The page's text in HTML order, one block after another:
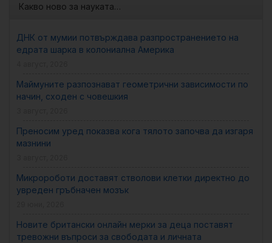
Какво ново за науката…
ДНК от мумии потвърждава разпространението на
едрата шарка в колониална Америка
Маймуните разпознават геометрични зависимости по
начин, сходен с човешкия
Преносим уред показва кога тялото започва да изгаря
мазнини
Микророботи доставят стволови клетки директно до
увреден гръбначен мозък
Новите британски онлайн мерки за деца поставят
тревожни въпроси за свободата и личната